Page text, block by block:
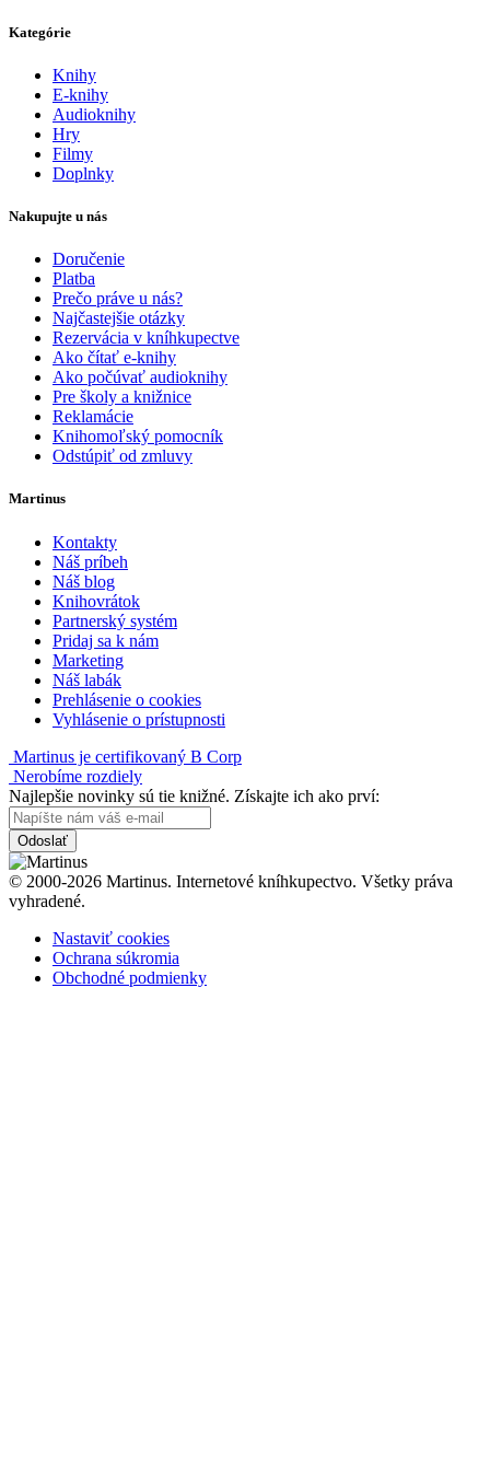
Kategórie
Knihy
E-knihy
Audioknihy
Hry
Filmy
Doplnky
Nakupujte u nás
Doručenie
Platba
Prečo práve u nás?
Najčastejšie otázky
Rezervácia v kníhkupectve
Ako čítať e-knihy
Ako počúvať audioknihy
Pre školy a knižnice
Reklamácie
Knihomoľský pomocník
Odstúpiť od zmluvy
Martinus
Kontakty
Náš príbeh
Náš blog
Knihovrátok
Partnerský systém
Pridaj sa k nám
Marketing
Náš labák
Prehlásenie o cookies
Vyhlásenie o prístupnosti
Martinus je certifikovaný B Corp
Nerobíme rozdiely
Najlepšie novinky sú tie knižné. Získajte ich ako prví:
Odoslať
© 2000-2026 Martinus. Internetové kníhkupectvo. Všetky práva
vyhradené.
Nastaviť cookies
Ochrana súkromia
Obchodné podmienky